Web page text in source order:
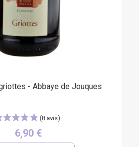
- Abbaye de Jouques
6,90 €